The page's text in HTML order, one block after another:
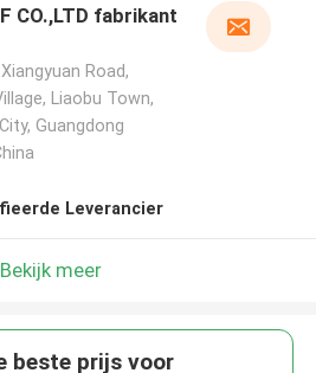
CO.,LTD fabrikant
Road,
Liaobu Town,
Guangdong
Leverancier
Bekijk meer
beste prijs voor